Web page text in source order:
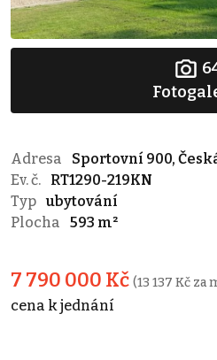
Adresa
Sportovní 900,
Ev. č.
RT1290-219KN
Typ ubytování
Plocha
593 m²
7 790 000 Kč (13 137 Kč za
cena k jednání